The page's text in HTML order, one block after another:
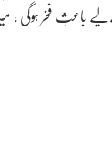
لیے باعثِ فخر